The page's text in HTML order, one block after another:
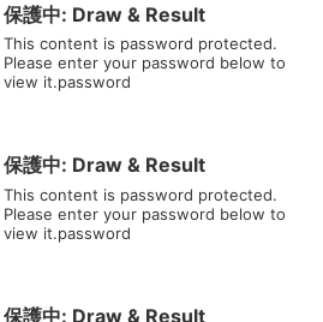
保護中: Draw & Result
This content is password protected.
Please enter your password below to
view it.password
保護中: Draw & Result
This content is password protected.
Please enter your password below to
view it.password
保護中: Draw & Result